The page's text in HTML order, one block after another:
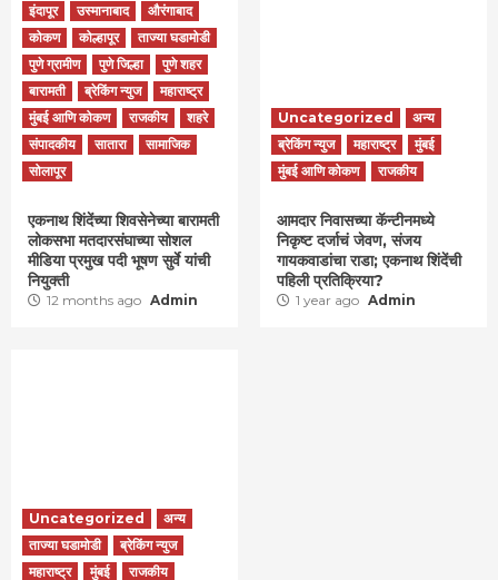
इंदापूर
उस्मानाबाद
औरंगाबाद
कोकण
कोल्हापूर
ताज्या घडामोडी
पुणे ग्रामीण
पुणे जिल्हा
पुणे शहर
बारामती
ब्रेकिंग न्युज
महाराष्ट्र
मुंबई आणि कोकण
राजकीय
शहरे
संपादकीय
सातारा
सामाजिक
सोलापूर
एकनाथ शिंदेंच्या शिवसेनेच्या बारामती
लोकसभा मतदारसंघाच्या सोशल
मीडिया प्रमुख पदी भूषण सुर्वे यांची
नियुक्ती
12 months ago Admin
Uncategorized
अन्य
ब्रेकिंग न्युज
महाराष्ट्र
मुंबई
मुंबई आणि कोकण
राजकीय
आमदार निवासच्या कॅन्टीनमध्ये
निकृष्ट दर्जाचं जेवण, संजय
गायकवाडांचा राडा; एकनाथ शिंदेंची
पहिली प्रतिक्रिया?
1 year ago Admin
Uncategorized
अन्य
ताज्या घडामोडी
ब्रेकिंग न्युज
महाराष्ट्र
मुंबई राजकीय